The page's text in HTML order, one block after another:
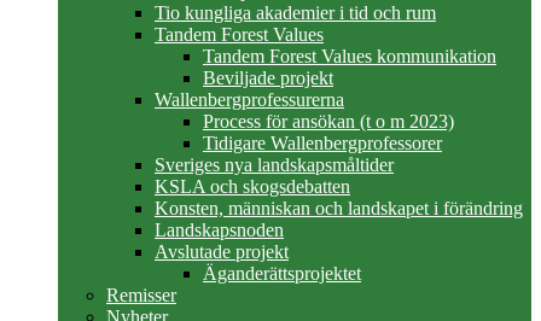
Tio kungliga akademier i tid och rum
Tandem Forest Values
Tandem Forest Values kommunikation
Beviljade projekt
Wallenbergprofessurerna
Process för ansökan (t o m 2023)
Tidigare Wallenbergprofessorer
Sveriges nya landskapsmåltider
KSLA och skogsdebatten
Konsten, människan och landskapet i förändring
Landskapsnoden
Avslutade projekt
Äganderättsprojektet
Remisser
Nyheter